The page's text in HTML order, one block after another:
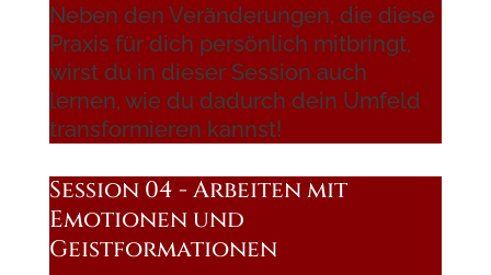
Neben den Veränderungen, die diese
Praxis für dich persönlich mitbringt,
wirst du in dieser Session auch
lernen, wie du dadurch dein Umfeld
transformieren kannst!
Session 04 - Arbeiten mit
Emotionen und
Geistformationen